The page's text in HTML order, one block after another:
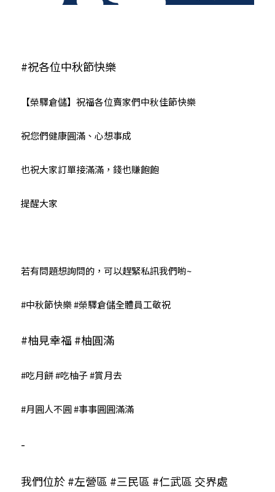
#祝各位中秋節快樂
【榮驛倉儲】祝福各位賣家們中秋佳節快樂
祝您們健康圓滿、心想事成
也祝大家訂單接滿滿，錢也賺飽飽
提醒大家
若有問題想詢問的，可以趕緊私訊我們喲~
#中秋節快樂#榮驛倉儲全體員工敬祝
#柚見幸福 #柚圓滿
#吃月餅#吃柚子#賞月去
#月圓人不圓#事事圓圓滿滿
-
我們位於 #左營區 #三民區 #仁武區 交界處